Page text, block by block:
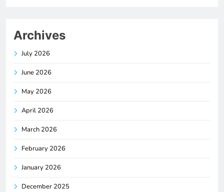
Archives
July 2026
June 2026
May 2026
April 2026
March 2026
February 2026
January 2026
December 2025